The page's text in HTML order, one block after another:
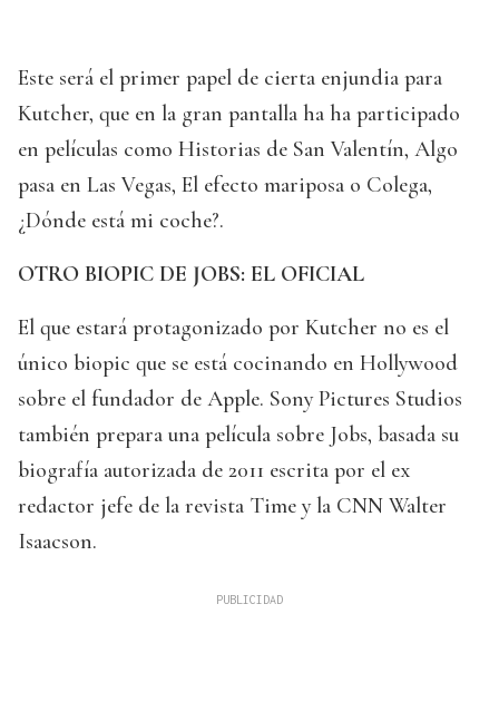
Este será el primer papel de cierta enjundia para
Kutcher, que en la gran pantalla ha ha participado
en películas como Historias de San Valentín, Algo
pasa en Las Vegas, El efecto mariposa o Colega,
¿Dónde está mi coche?.
OTRO BIOPIC DE JOBS: EL OFICIAL
El que estará protagonizado por Kutcher no es el
único biopic que se está cocinando en Hollywood
sobre el fundador de Apple. Sony Pictures Studios
también prepara una película sobre Jobs, basada su
biografía autorizada de 2011 escrita por el ex
redactor jefe de la revista Time y la CNN Walter
Isaacson.